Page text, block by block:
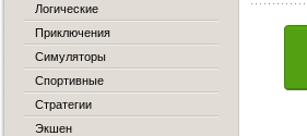
Логические
Приключения
Симуляторы
Спортивные
Стратегии
Экшен